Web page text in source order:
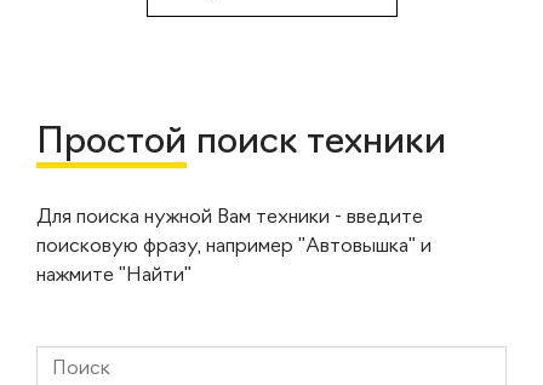
Простой поиск техники
Для поиска нужной Вам техники - введите
поисковую фразу, например "Автовышка" и
нажмите "Найти"